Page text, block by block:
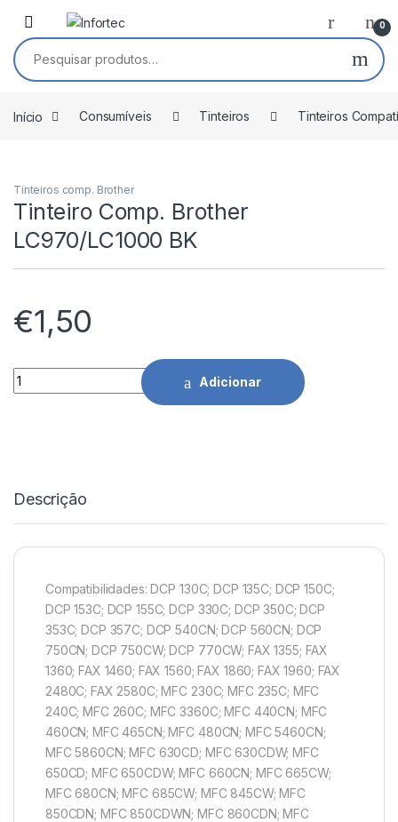
Saltar para navegação
Pular para o conteúdo
0
Pesquisar por:
Início Consumíveis Tinteiros Tinteiros
Tinteiros comp. Brother
Tinteiro Comp. Brother
LC970/LC1000 BK
€1,50
Tinteiro Comp. Brother LC970/LC1000 BK quantidade
Adicionar
Descrição
Compatibilidades: DCP 130C; DCP 135C; DCP 150C;
DCP 153C; DCP 155C; DCP 330C; DCP 350C; DCP
353C; DCP 357C; DCP 540CN; DCP 560CN; DCP
750CN; DCP 750CW; DCP 770CW; FAX 1355; FAX
1360; FAX 1460; FAX 1560; FAX 1860; FAX 1960; FAX
2480C; FAX 2580C; MFC 230C; MFC 235C; MFC
240C; MFC 260C; MFC 3360C; MFC 440CN; MFC
460CN; MFC 465CN; MFC 480CN; MFC 5460CN;
MFC 5860CN; MFC 630CD; MFC 630CDW; MFC
650CD; MFC 650CDW; MFC 660CN; MFC 665CW;
MFC 680CN; MFC 685CW; MFC 845CW; MFC
850CDN; MFC 850CDWN; MFC 860CDN; MFC